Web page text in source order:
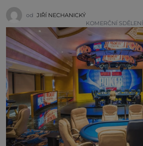
od JIŘÍ NECHANICKÝ
KOMERČNÍ SDĚLENÍ